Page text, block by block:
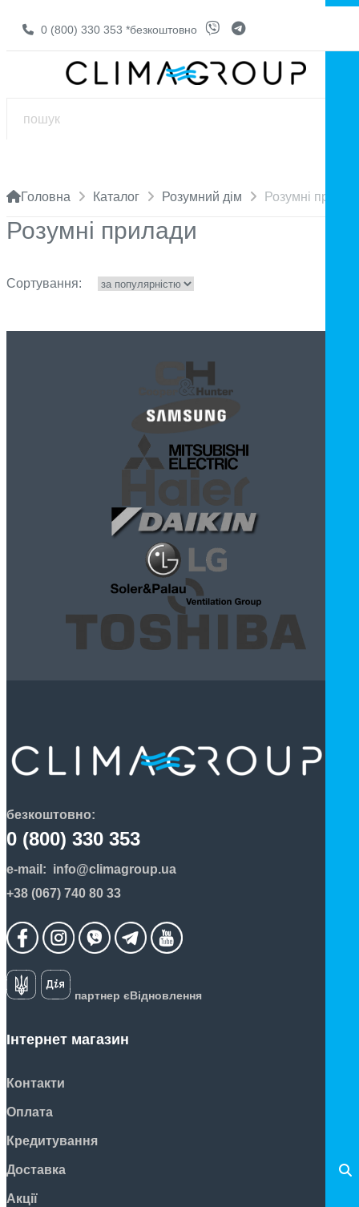
0 (800) 330 353 *безкоштовно
Головна Каталог Розумний дім Розумні
Розумні прилади
Сортування:
безкоштовно:
0 (800) 330 353
e-mail: info@climagroup.ua
+38 (067) 740 80 33
партнер єВідновлення
Інтернет магазин
Контакти
Оплата
Кредитування
Доставка
Акції